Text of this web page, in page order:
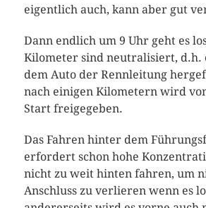
eigentlich auch, kann aber gut
Dann endlich um 9 Uhr geht es
Kilometer sind neutralisiert,
dem Auto der Rennleitung
nach einigen Kilometern wird
Start freigegeben.
Das Fahren hinter dem
erfordert schon hohe
nicht zu weit hinten fahren, um
Anschluss zu verlieren wenn es